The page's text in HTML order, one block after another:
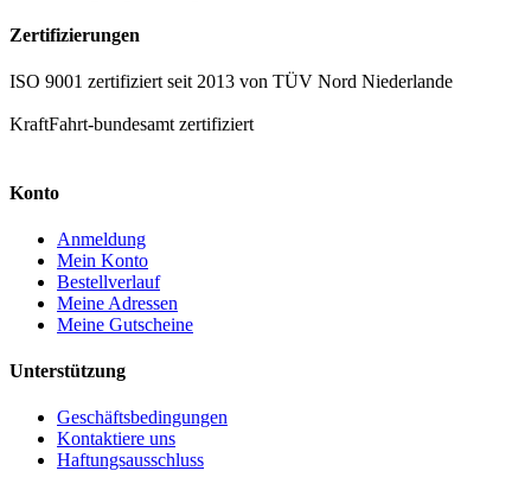
Zertifizierungen
ISO 9001 zertifiziert seit 2013 von TÜV Nord Niederlande
KraftFahrt-bundesamt zertifiziert
Konto
Anmeldung
Mein Konto
Bestellverlauf
Meine Adressen
Meine Gutscheine
Unterstützung
Geschäftsbedingungen
Kontaktiere uns
Haftungsausschluss